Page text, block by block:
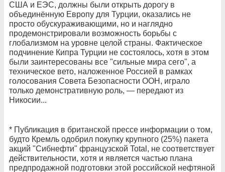
США и ЕЭС, должны были открыть дорогу в
объединённую Европу для Турции, оказались не
просто обускураживающими, но и наглядно
продемонстрировали возможность борьбы с
глобализмом на уровне целой страны. Фактическое
подчинение Кипра Турции не состоялось, хотя в этом
были заинтересованы все "сильные мира сего", а
техническое вето, наложенное Россией в рамках
голосования Совета Безопасности ООН, играло
только демонстративную роль, — передают из
Никосии...
* Публикация в британской прессе информации о том,
будто Кремль одобрил покупку крупного (25%) пакета
акций "Сибнефти" французской Total, не соответствует
действительности, хотя и является частью плана
предпродажной подготовки этой российской нефтяной